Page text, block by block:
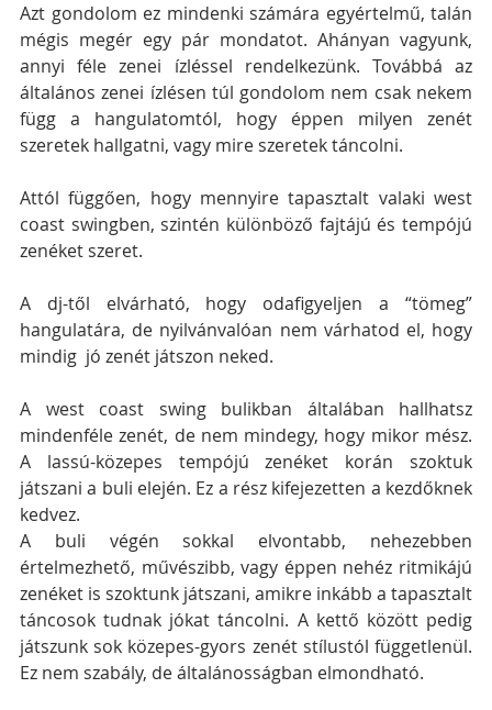
Azt gondolom ez mindenki számára egyértelmű, talán
mégis megér egy pár mondatot. Ahányan vagyunk,
annyi féle zenei ízléssel rendelkezünk. Továbbá az
általános zenei ízlésen túl gondolom nem csak nekem
függ a hangulatomtól, hogy éppen milyen zenét
szeretek hallgatni, vagy mire szeretek táncolni.
Attól függően, hogy mennyire tapasztalt valaki west
coast swingben, szintén különböző fajtájú és tempójú
zenéket szeret.
A dj-től elvárható, hogy odafigyeljen a “tömeg”
hangulatára, de nyilvánvalóan nem várhatod el, hogy
mindig  jó zenét játszon neked.
A west coast swing bulikban általában hallhatsz
mindenféle zenét, de nem mindegy, hogy mikor mész.
A lassú-közepes tempójú zenéket korán szoktuk
játszani a buli elején. Ez a rész kifejezetten a kezdőknek
kedvez.
A buli végén sokkal elvontabb, nehezebben
értelmezhető, művészibb, vagy éppen nehéz ritmikájú
zenéket is szoktunk játszani, amikre inkább a tapasztalt
táncosok tudnak jókat táncolni. A kettő között pedig
játszunk sok közepes-gyors zenét stílustól függetlenül.
Ez nem szabály, de általánosságban elmondható.